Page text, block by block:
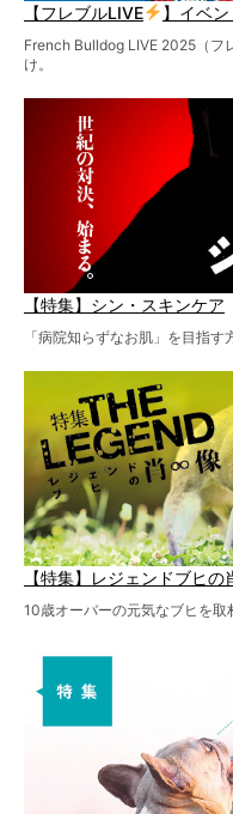
【フレブルLIVE 】イベ
French Bulldog LIVE 2025（フ
け。
【特集】シン・スキンケア
「病院知らずなお肌」を目指す
【特集】レジェンドブヒ
10歳オーバーの元気なブヒを取